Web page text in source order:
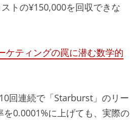
トの¥150,000を回収できな
ティングの罠に潜む数学的
回連続で「Starburst」のリー
0.0001%に上げても、実際の